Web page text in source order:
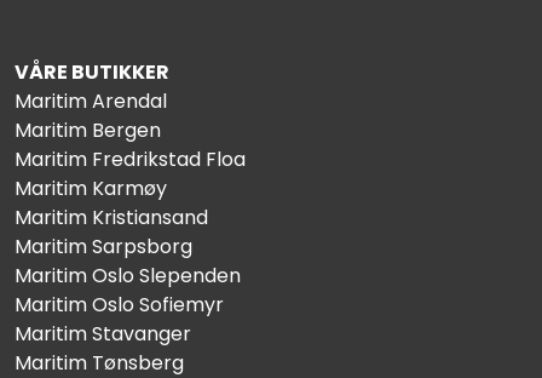
VÅRE BUTIKKER
Maritim Arendal
Maritim Bergen
Maritim Fredrikstad Floa
Maritim Karmøy
Maritim Kristiansand
Maritim Sarpsborg
Maritim Oslo Slependen
Maritim Oslo Sofiemyr
Maritim Stavanger
Maritim Tønsberg